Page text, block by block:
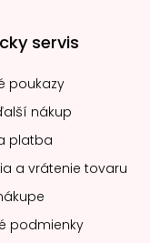
servis
poukazy
nákup
platba
a vrátenie tovaru
podmienky